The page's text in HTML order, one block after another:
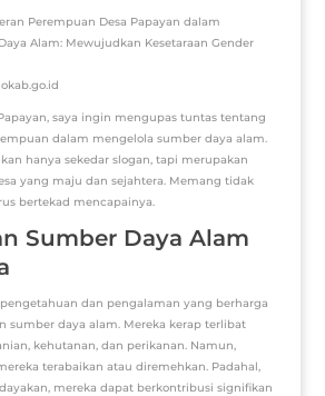
saya ingin mengupas tuntas tentang
dalam mengelola sumber daya alam.
hanya sekedar slogan, tapi merupakan
yang maju dan sejahtera. Memang tidak
bertekad mencapainya.
Sumber Daya Alam
dan pengalaman yang berharga
sumber daya alam. Mereka kerap terlibat
kehutanan, dan perikanan. Namun,
terabaikan atau diremehkan. Padahal,
mereka dapat berkontribusi signifikan